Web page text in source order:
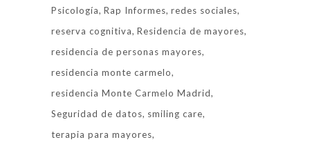
Psicología Rap Informes redes sociales
reserva cognitiva Residencia de mayores
residencia de personas mayores
residencia monte carmelo
residencia Monte Carmelo Madrid
Seguridad de datos smiling care
terapia para mayores